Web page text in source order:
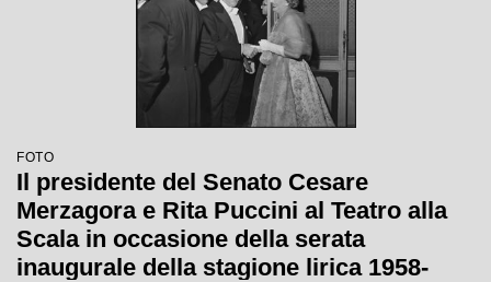
FOTO
Il presidente del Senato Cesare
Merzagora e Rita Puccini al Teatro alla
Scala in occasione della serata
inaugurale della stagione lirica 1958-